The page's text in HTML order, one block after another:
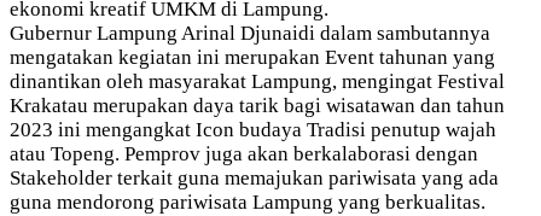
ekonomi kreatif UMKM di Lampung.
Gubernur Lampung Arinal Djunaidi dalam sambutannya
mengatakan kegiatan ini merupakan Event tahunan yang
dinantikan oleh masyarakat Lampung, mengingat Festival
Krakatau merupakan daya tarik bagi wisatawan dan tahun
2023 ini mengangkat Icon budaya Tradisi penutup wajah
atau Topeng. Pemprov juga akan berkalaborasi dengan
Stakeholder terkait guna memajukan pariwisata yang ada
guna mendorong pariwisata Lampung yang berkualitas.